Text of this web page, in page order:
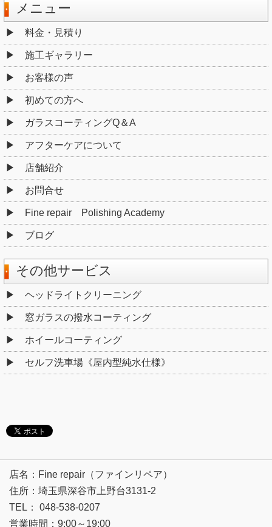
メニュー
料金・見積り
施工ギャラリー
お客様の声
初めての方へ
ガラスコーティングQ＆A
アフターケアについて
店舗紹介
お問合せ
Fine repair Polishing Academy
ブログ
その他サービス
ヘッドライトクリーニング
窓ガラスの撥水コーティング
ホイールコーティング
セルフ洗車場《屋内型純水仕様》
店名：Fine repair（ファインリペア）
住所：埼玉県深谷市上野台3131-2
TEL： 048-538-0207
営業時間：9:00～19:00